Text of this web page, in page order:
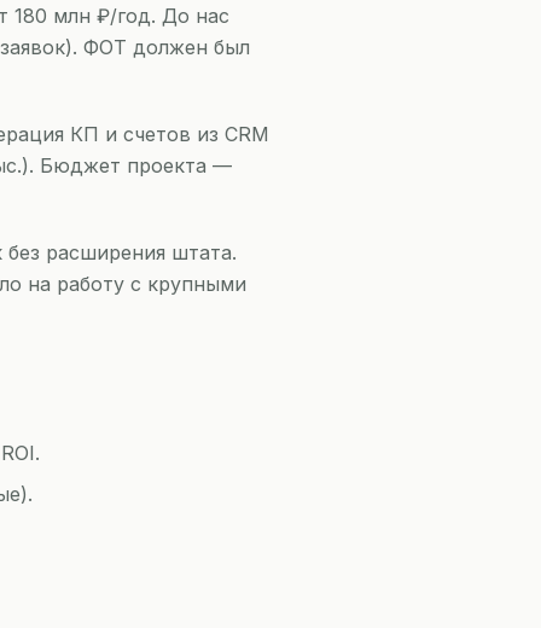
180 млн ₽/год. До нас
ФОТ должен был
КП и счетов из CRM
Бюджет проекта —
без расширения штата.
на работу с крупными